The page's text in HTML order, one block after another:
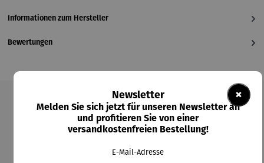
Informationen zum Hersteller
Bewertungen
Produktgalerie überspringen
Kunden kauften auch
×
Newsletter
Melden Sie sich jetzt für unseren Newsletter an
und profitieren Sie von einer
versandkostenfreien Bestellung!
E-Mail-Adresse